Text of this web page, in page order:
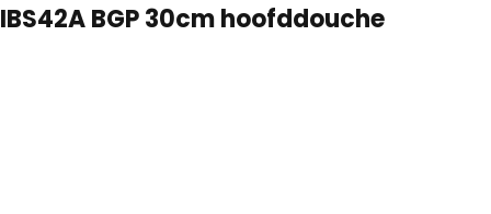
IBS42A BGP 30cm hoofddouche